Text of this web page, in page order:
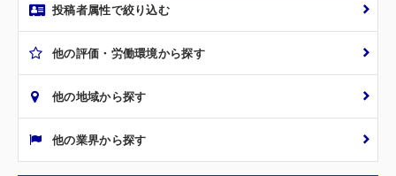
投稿者属性で絞り込む
他の評価・労働環境から探す
他の地域から探す
他の業界から探す